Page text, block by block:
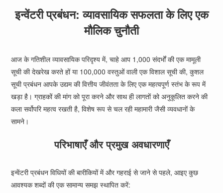
इन्वेंटरी प्रबंधन: व्यावसायिक सफलता के लिए एक
मौलिक चुनौती
आज के गतिशील व्यावसायिक परिदृश्य में, चाहे आप 1,000 संदर्भों की एक मामूली
सूची की देखरेख करते हों या 100,000 वस्तुओं वाली एक विशाल सूची की, कुशल
सूची प्रबंधन आपके उद्यम की वित्तीय जीवंतता के लिए एक महत्वपूर्ण स्तंभ के रूप में
खड़ा है। ग्राहकों की मांग को पूरा करने और साथ ही लागतों को अनुकूलित करने की
कला सर्वोपरि महत्व रखती है, विशेष रूप से चल रही महामारी जैसी व्यवधानों के
सामने।
परिभाषाएँ और प्रमुख अवधारणाएँ
इन्वेंटरी प्रबंधन विधियों की बारीकियों में और गहराई से जाने से पहले, आइए कुछ
आवश्यक शब्दों की एक सामान्य समझ स्थापित करें: